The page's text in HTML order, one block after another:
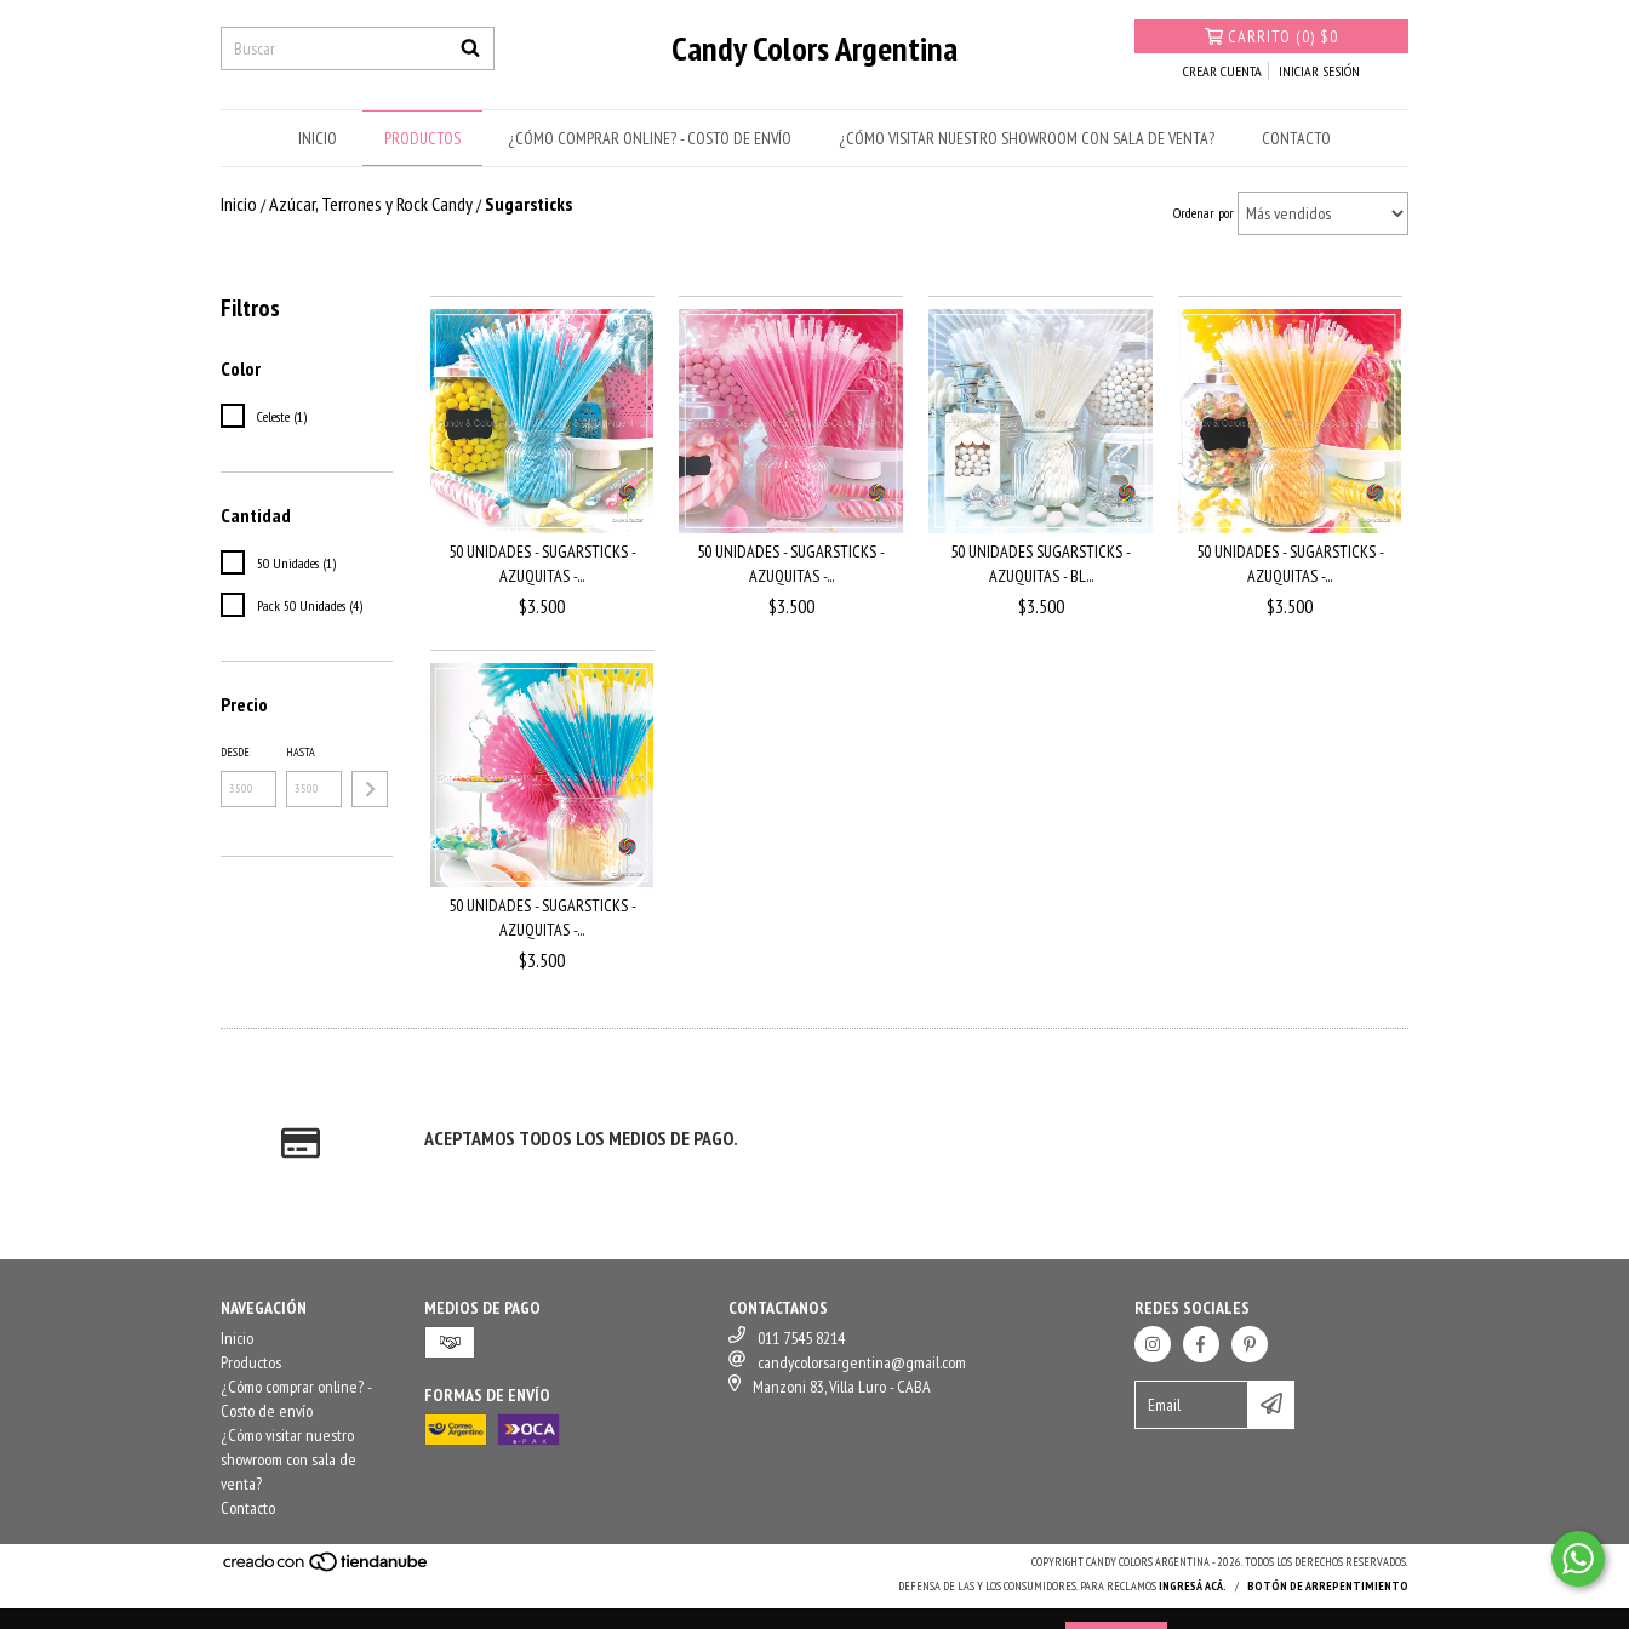
Candy Colors Argentina CARRITO (0) $0
CREAR CUENTA INICIAR SESIÓN
INICIO PRODUCTOS ¿CÓMO COMPRAR ONLINE? - COSTO DE ENVÍO ¿CÓMO VISITAR NUESTRO SHOWROOM CON SALA DE VENTA? CONTACTO
Inicio /Azúcar, Terrones y Rock Candy/ Sugarsticks Ordenar por
Filtros
Color
Celeste (1)
Cantidad
50 Unidades (1)
Pack 50 Unidades (4)
Precio
DESDE HASTA
50 UNIDADES - SUGARSTICKS -
AZUQUITAS -...
$3.500
50 UNIDADES - SUGARSTICKS -
AZUQUITAS -...
$3.500
50 UNIDADES SUGARSTICKS -
AZUQUITAS - BL...
$3.500
50 UNIDADES - SUGARSTICKS -
AZUQUITAS -...
$3.500
50 UNIDADES - SUGARSTICKS -
AZUQUITAS -...
$3.500
ACEPTAMOS TODOS LOS MEDIOS DE PAGO.
NAVEGACIÓN
Inicio
Productos
¿Cómo comprar online? -
Costo de envío
¿Cómo visitar nuestro
showroom con sala de
venta?
Contacto
MEDIOS DE PAGO
FORMAS DE ENVÍO
CONTACTANOS
011 7545 8214
candycolorsargentina@gmail.com
Manzoni 83, Villa Luro - CABA
REDES SOCIALES
COPYRIGHT CANDY COLORS ARGENTINA - 2026. TODOS LOS DERECHOS RESERVADOS.
DEFENSA DE LAS Y LOS CONSUMIDORES. PARA RECLAMOSINGRESÁ ACÁ. / BOTÓN DE ARREPENTIMIENTO